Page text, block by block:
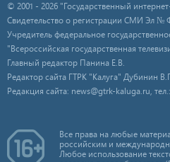
© 2001 - 2026 "Государственный
Свидетельство о регистрации СМИ Эл №
Учредитель федеральное
"Всероссийская государственная
Главный редактор Панина Е.В.
Редактор сайта ГТРК "Калуга" Дубинин
Редакция сайта: news@gtrk-kaluga.ru,
Все права на любые
российским и
Любое использование